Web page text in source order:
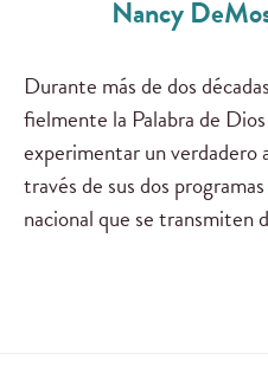
Nancy
Durante más de dos
fielmente la Palabra de
experimentar un verdadero
través de sus dos
nacional que se transmiten